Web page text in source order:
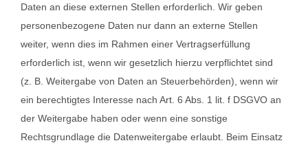
Daten an diese externen Stellen erforderlich. Wir geben
personenbezogene Daten nur dann an externe Stellen
weiter, wenn dies im Rahmen einer Vertragserfüllung
erforderlich ist, wenn wir gesetzlich hierzu verpflichtet sind
(z. B. Weitergabe von Daten an Steuerbehörden), wenn wir
ein berechtigtes Interesse nach Art. 6 Abs. 1 lit. f DSGVO an
der Weitergabe haben oder wenn eine sonstige
Rechtsgrundlage die Datenweitergabe erlaubt. Beim Einsatz